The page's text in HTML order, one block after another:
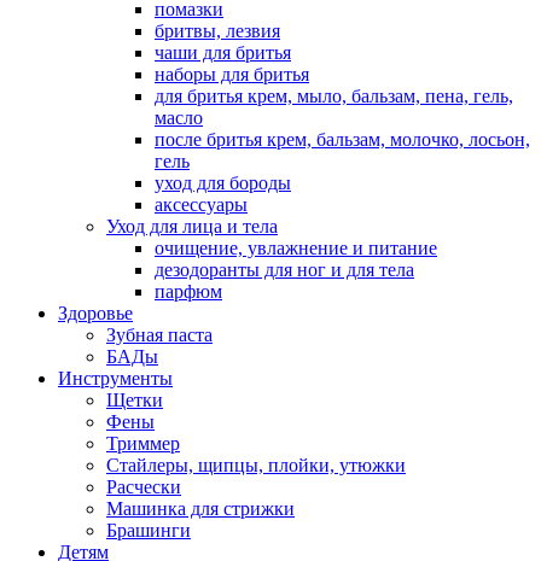
помазки
бритвы, лезвия
чаши для бритья
наборы для бритья
для бритья крем, мыло, бальзам, пена, гель,
масло
после бритья крем, бальзам, молочко, лосьон,
гель
уход для бороды
аксессуары
Уход для лица и тела
очищение, увлажнение и питание
дезодоранты для ног и для тела
парфюм
Здоровье
Зубная паста
БАДы
Инструменты
Щетки
Фены
Триммер
Стайлеры, щипцы, плойки, утюжки
Расчески
Машинка для стрижки
Брашинги
Детям